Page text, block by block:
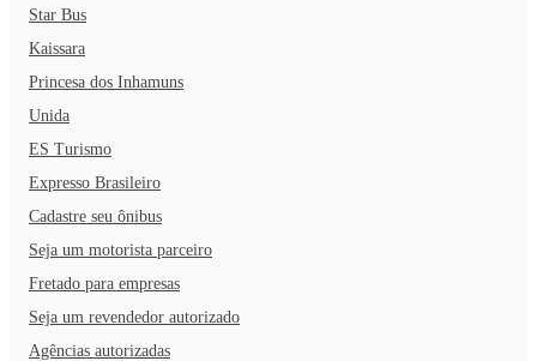
Star Bus
Kaissara
Princesa dos Inhamuns
Unida
ES Turismo
Expresso Brasileiro
Cadastre seu ônibus
Seja um motorista parceiro
Fretado para empresas
Seja um revendedor autorizado
Agências autorizadas